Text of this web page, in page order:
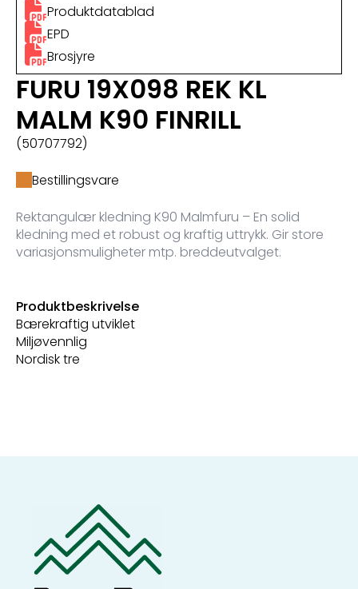
Produktdatablad
EPD
Brosjyre
FURU 19X098 REK KL
MALM K90 FINRILL
(50707792)
Bestillingsvare
Rektangulær kledning K90 Malmfuru – En solid
kledning med et robust og kraftig uttrykk. Gir store
variasjonsmuligheter mtp. breddeutvalget.
Produktbeskrivelse
Bærekraftig utviklet
Miljøvennlig
Nordisk tre